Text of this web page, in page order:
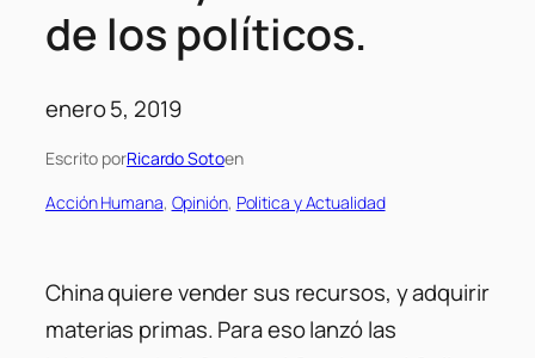
de los políticos.
enero 5, 2019
Escrito porRicardo Sotoen
Acción Humana, Opinión, Politica y Actualidad
China quiere vender sus recursos, y adquirir
materias primas. Para eso lanzó las